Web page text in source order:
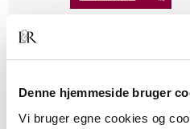
Denne hjemmeside bruger
Vi bruger egne cookies og
POD
Sprogstimulering